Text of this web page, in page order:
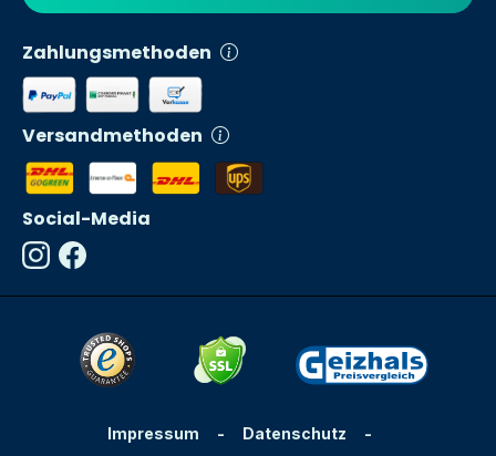
Zahlungsmethoden
Versandmethoden
Social-Media
Impressum - Datenschutz -